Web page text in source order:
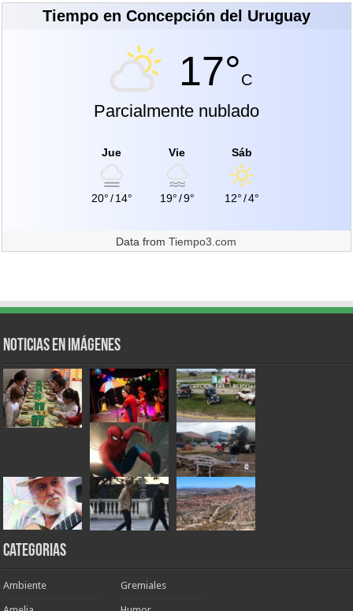
Tiempo en Concepción del Uruguay
17°C
Parcialmente nublado
Jue
20°/14°
Vie
19°/9°
Sáb
12°/4°
Data fromTiempo3.com
Noticias en Imágenes
Categorias
Ambiente Gremiales